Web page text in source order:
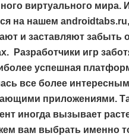
виртуального мира.
на нашем androidtabs.ru
и заставляют забыть
Разработчики игр
успешная
все более
приложениями.
иногда вызывает
вам выбрать именно